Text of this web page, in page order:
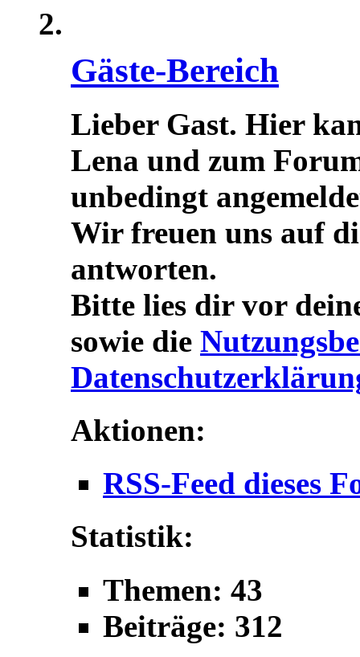
Gäste-Bereich
Lieber Gast. Hier
Lena und zum
unbedingt
Wir freuen uns auf
antworten.
Bitte lies dir vor
sowie die
Aktionen:
RSS-Feed dieses
Statistik:
Themen: 43
Beiträge: 312